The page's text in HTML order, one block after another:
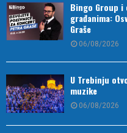
Bingo Group i
građanima:
Graše
06/08/2026
U Trebinju
muzike
06/08/2026